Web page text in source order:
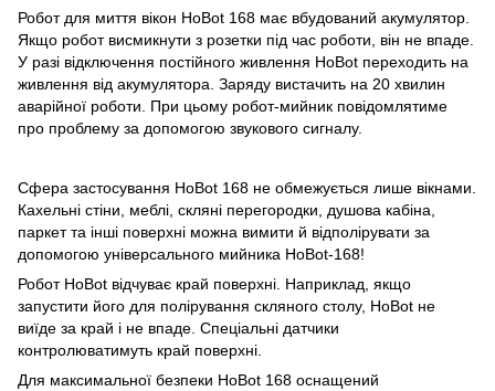
Робот для миття вікон HoBot 168 має вбудований акумулятор.
Якщо робот висмикнути з розетки під час роботи, він не впаде.
У разі відключення постійного живлення HoBot переходить на
живлення від акумулятора. Заряду вистачить на 20 хвилин
аварійної роботи. При цьому робот-мийник повідомлятиме
про проблему за допомогою звукового сигналу.
Сфера застосування HoBot 168 не обмежується лише вікнами.
Кахельні стіни, меблі, скляні перегородки, душова кабіна,
паркет та інші поверхні можна вимити й відполірувати за
допомогою універсального мийника HoBot-168!
Робот HoBot відчуває край поверхні. Наприклад, якщо
запустити його для полірування скляного столу, HoBot не
виїде за край і не впаде. Спеціальні датчики
контролюватимуть край поверхні.
Для максимальної безпеки HoBot 168 оснащений